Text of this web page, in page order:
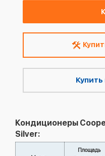
Кондиционеры
Silver:
Площадь